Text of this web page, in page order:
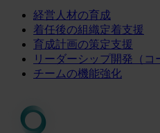
経営人材の育成
着任後の組織定着支援
育成計画の策定支援
リーダーシップ開発（コ
チームの機能強化